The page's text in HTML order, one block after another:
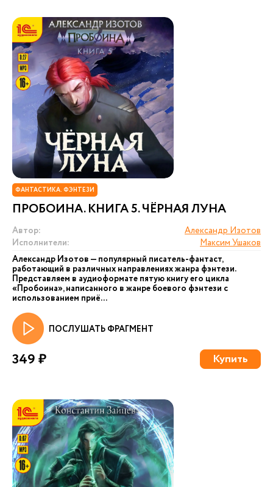
ФАНТАСТИКА. ФЭНТЕЗИ
ПРОБОИНА. КНИГА 5. ЧЁРНАЯ ЛУНА
Автор:
Александр Изотов
Исполнители:
Максим Ушаков
Александр Изотов — популярный писатель-фантаст,
работающий в различных направлениях жанра фэнтези.
Представляем в аудиоформате пятую книгу его цикла
«Пробоина», написанного в жанре боевого фэнтези с
использованием приё...
ПОСЛУШАТЬ ФРАГМЕНТ
349 ₽ Купить